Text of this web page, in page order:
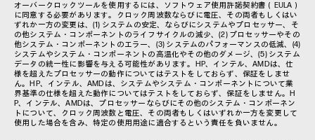
オーバークロックツールを使用するには、ソフトウェア使用許諾契約書（EULA）
に同意する必要があります。クロック周波数ならびに電圧、その両者もしくはい
ずれか一方の変更は、(1) システムの安定、ならびにシステムやプロセッサー、そ
の他システム・コンポーネントのライフサイクルの減少、(2) プロセッサーやその
他システム・コンポーネントのエラー、(3) システムのパフォーマンスの低減、(4)
システムやシステム・コンポーネントの高温化やその他のダメージ、(5) システム
データの統一性に影響を与える可能性があります。HP、インテル、AMDは、仕
様を超えたプロセッサーの動作についてはテストをしておらず、保証をしませ
ん。HP、インテル、AMDは、システムやシステム・コンポーネントについて業
界基準の仕様を超えた動作についてはテストをしておらず、保証をしません。H
P、インテル、AMDは、プロセッサーならびにその他のシステム・コンポーネン
トについて、クロック周波数と電圧、その両者もしくはいずれか一方を変更して
使用した場合を含み、特定の使用用途に適合するという責任を負いません。